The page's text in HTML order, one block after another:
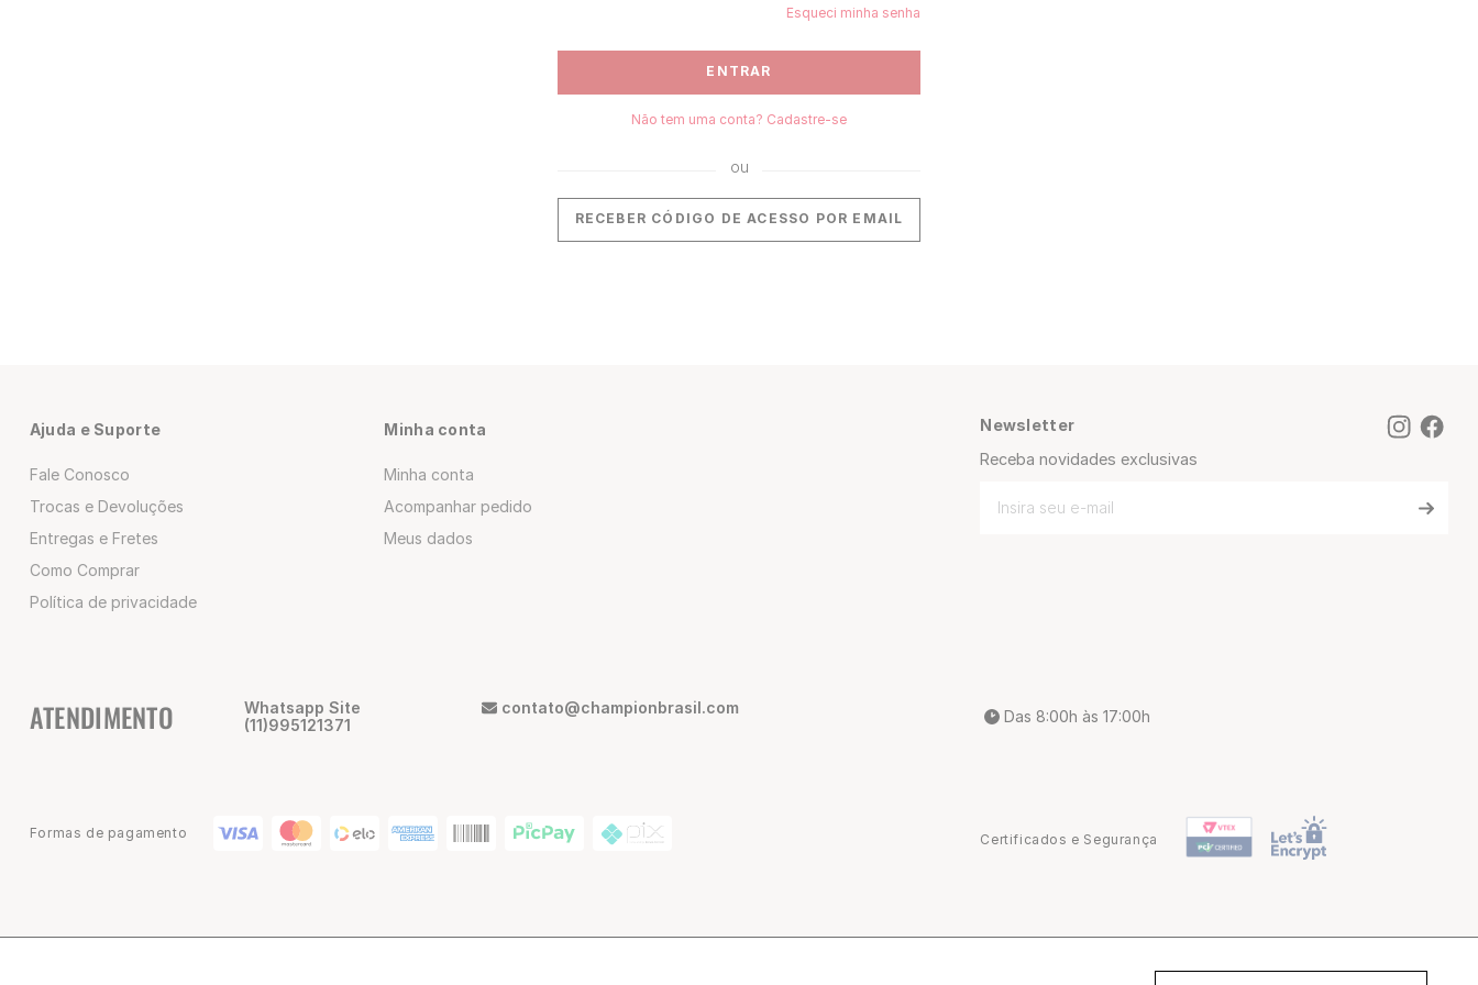
RECEBER CÓDIGO DE ACESSO POR EMAIL
Esqueci minha senha
ENTRAR
Não tem uma conta? Cadastre-se
Newsletter
Receba novidades exclusivas
Ajuda e Suporte
Fale Conosco
Trocas e Devoluções
Entregas e Fretes
Como Comprar
Política de privacidade
Minha conta
Minha conta
Acompanhar pedido
Meus dados
ATENDIMENTO
Whatsapp Site
(11)995121371
contato@championbrasil.com Das 8:00h às 17:00h
Formas de pagamento Certificados e Segurança